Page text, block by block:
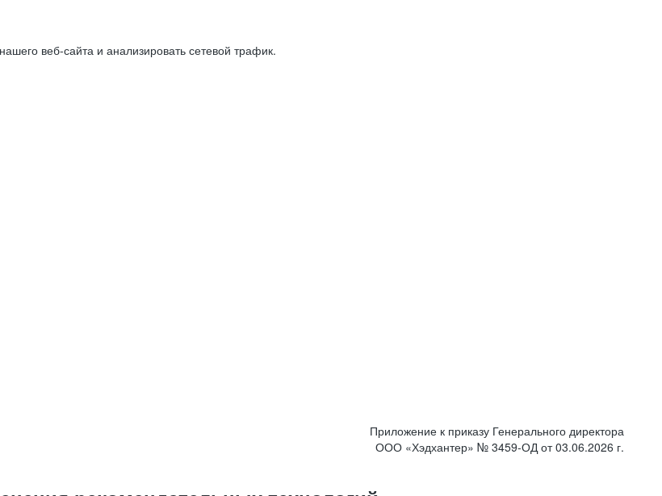
веб-сайта и анализировать сетевой трафик.
Приложение к приказу Генерального директора
ООО «Хэдхантер» № 3459-ОД от 03.06.2026 г.